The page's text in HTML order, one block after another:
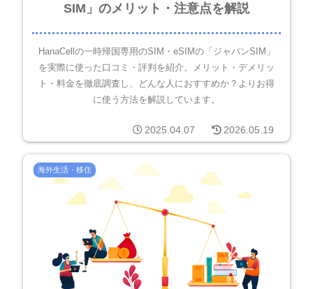
SIM」のメリット・注意点を解説
HanaCellの一時帰国専用のSIM・eSIMの「ジャパンSIM」
を実際に使った口コミ・評判を紹介。メリット・デメリッ
ト・料金を徹底調査し、どんな人におすすめか？よりお得
に使う方法を解説しています。
2025.04.07 2026.05.19
海外生活・移住